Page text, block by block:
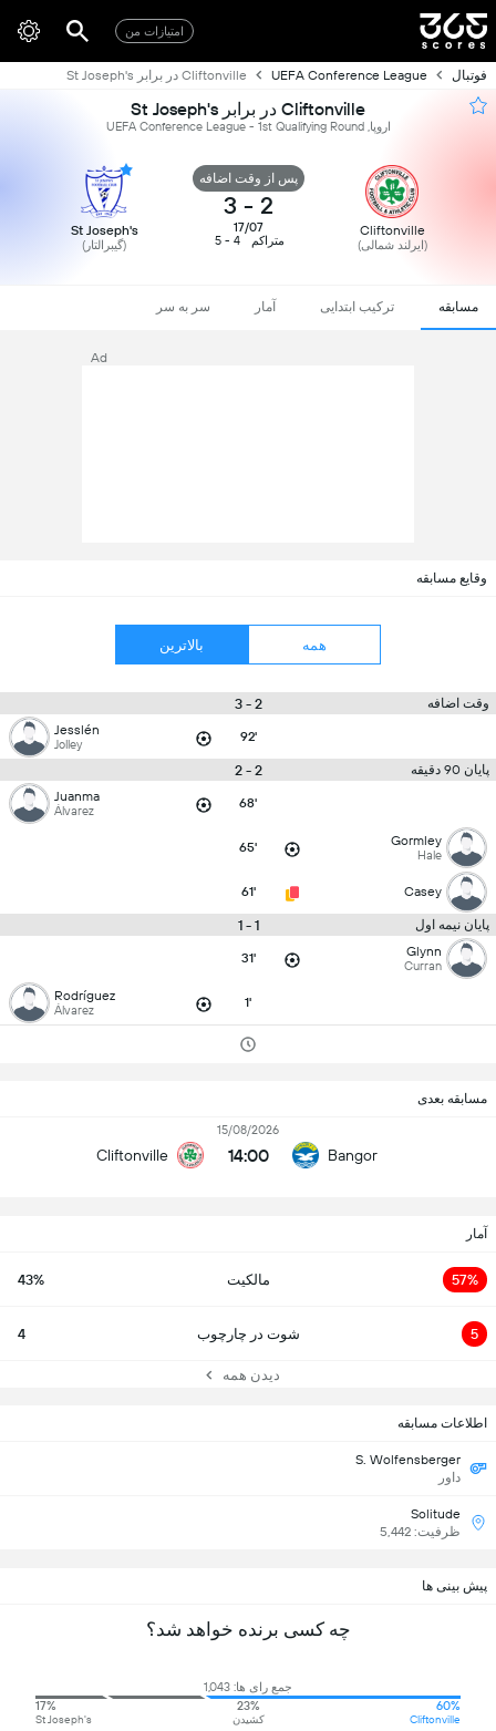
امتیازات من
فوتبال UEFA Conference League Cliftonville در برابر St Joseph's
Cliftonville در برابر St Joseph's
اروپا, UEFA Conference League - 1st Qualifying Round
Cliftonville
(ایرلند شمالی)
پس از وقت اضافه
2
-
3
17/07
متراکم
4 - 5
St Joseph's
(گیبرالتار)
مسابقه ترکیب ابتدایی آمار سر به سر
Ad
وقایع مسابقه
همه بالاترین
وقت اضافه 2 - 3
92'
Jesslén
Jolley
پایان 90 دقیقه 2 - 2
68'
Juanma
Álvarez
Gormley
Hale
65'
Casey
61'
پایان نیمه اول 1 - 1
Glynn
Curran
31'
1'
Rodríguez
Álvarez
مسابقه بعدی
Bangor
15/08/2026
14:00
Cliftonville
آمار
57% مالکیت 43%
5 شوت در چارچوب 4
دیدن همه
اطلاعات مسابقه
S. Wolfensberger
داور
Solitude
ظرفیت: 5,442
پیش بینی ها
چه کسی برنده خواهد شد؟
جمع رای ها: 1,043
60%
Cliftonville
23%
کشیدن
17%
St Joseph's